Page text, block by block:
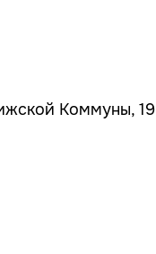
Коммуны, 19